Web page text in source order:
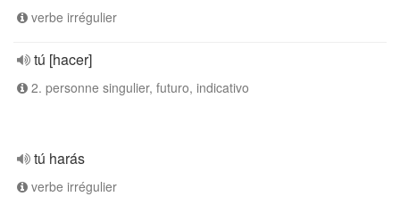
verbe irrégulier
tú [hacer]
2. personne singulier, futuro, indicativo
tú harás
verbe irrégulier